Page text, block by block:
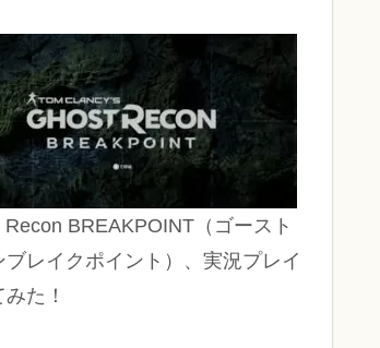
Recon BREAKPOINT（ゴースト
ブレイクポイント）、実況プレイ
た！